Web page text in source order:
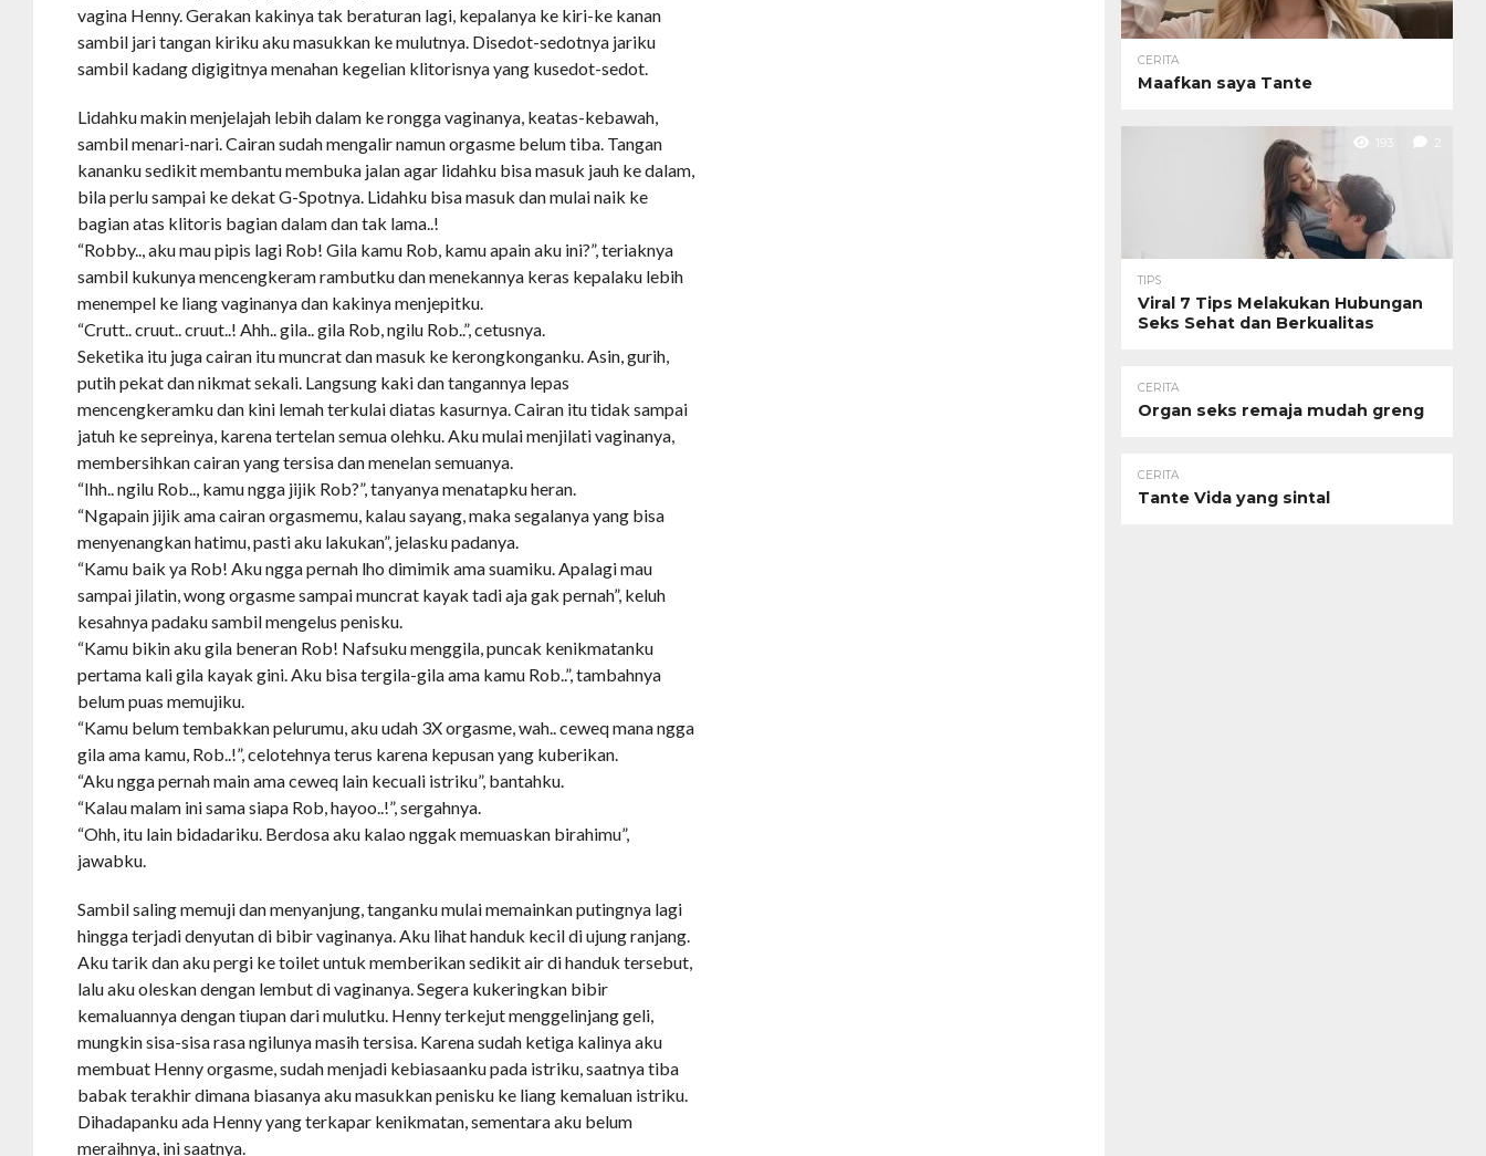
vagina Henny. Gerakan kakinya tak beraturan lagi, kepalanya ke kiri-ke kanan
sambil jari tangan kiriku aku masukkan ke mulutnya. Disedot-sedotnya jariku
sambil kadang digigitnya menahan kegelian klitorisnya yang kusedot-sedot.
Lidahku makin menjelajah lebih dalam ke rongga vaginanya, keatas-kebawah,
sambil menari-nari. Cairan sudah mengalir namun orgasme belum tiba. Tangan
kananku sedikit membantu membuka jalan agar lidahku bisa masuk jauh ke dalam,
bila perlu sampai ke dekat G-Spotnya. Lidahku bisa masuk dan mulai naik ke
bagian atas klitoris bagian dalam dan tak lama..!
“Robby.., aku mau pipis lagi Rob! Gila kamu Rob, kamu apain aku ini?”, teriaknya
sambil kukunya mencengkeram rambutku dan menekannya keras kepalaku lebih
menempel ke liang vaginanya dan kakinya menjepitku.
“Crutt.. cruut.. cruut..! Ahh.. gila.. gila Rob, ngilu Rob..”, cetusnya.
Seketika itu juga cairan itu muncrat dan masuk ke kerongkonganku. Asin, gurih,
putih pekat dan nikmat sekali. Langsung kaki dan tangannya lepas
mencengkeramku dan kini lemah terkulai diatas kasurnya. Cairan itu tidak sampai
jatuh ke sepreinya, karena tertelan semua olehku. Aku mulai menjilati vaginanya,
membersihkan cairan yang tersisa dan menelan semuanya.
“Ihh.. ngilu Rob.., kamu ngga jijik Rob?”, tanyanya menatapku heran.
“Ngapain jijik ama cairan orgasmemu, kalau sayang, maka segalanya yang bisa
menyenangkan hatimu, pasti aku lakukan”, jelasku padanya.
“Kamu baik ya Rob! Aku ngga pernah lho dimimik ama suamiku. Apalagi mau
sampai jilatin, wong orgasme sampai muncrat kayak tadi aja gak pernah”, keluh
kesahnya padaku sambil mengelus penisku.
“Kamu bikin aku gila beneran Rob! Nafsuku menggila, puncak kenikmatanku
pertama kali gila kayak gini. Aku bisa tergila-gila ama kamu Rob..”, tambahnya
belum puas memujiku.
“Kamu belum tembakkan pelurumu, aku udah 3X orgasme, wah.. ceweq mana ngga
gila ama kamu, Rob..!”, celotehnya terus karena kepusan yang kuberikan.
“Aku ngga pernah main ama ceweq lain kecuali istriku”, bantahku.
“Kalau malam ini sama siapa Rob, hayoo..!”, sergahnya.
“Ohh, itu lain bidadariku. Berdosa aku kalao nggak memuaskan birahimu”,
jawabku.
Sambil saling memuji dan menyanjung, tanganku mulai memainkan putingnya lagi
hingga terjadi denyutan di bibir vaginanya. Aku lihat handuk kecil di ujung ranjang.
Aku tarik dan aku pergi ke toilet untuk memberikan sedikit air di handuk tersebut,
lalu aku oleskan dengan lembut di vaginanya. Segera kukeringkan bibir
kemaluannya dengan tiupan dari mulutku. Henny terkejut menggelinjang geli,
mungkin sisa-sisa rasa ngilunya masih tersisa. Karena sudah ketiga kalinya aku
membuat Henny orgasme, sudah menjadi kebiasaanku pada istriku, saatnya tiba
babak terakhir dimana biasanya aku masukkan penisku ke liang kemaluan istriku.
Dihadapanku ada Henny yang terkapar kenikmatan, sementara aku belum
meraihnya, ini saatnya.
CERITA
Maafkan saya Tante
193 2
TIPS
Viral 7 Tips Melakukan Hubungan
Seks Sehat dan Berkualitas
CERITA
Organ seks remaja mudah greng
CERITA
Tante Vida yang sintal